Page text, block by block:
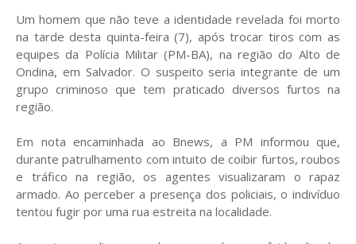
Um homem que não teve a identidade revelada foi morto
na tarde desta quinta-feira (7), após trocar tiros com as
equipes da Polícia Militar (PM-BA), na região do Alto de
Ondina, em Salvador. O suspeito seria integrante de um
grupo criminoso que tem praticado diversos furtos na
região.
Em nota encaminhada ao Bnews, a PM informou que,
durante patrulhamento com intuito de coibir furtos, roubos
e tráfico na região, os agentes visualizaram o rapaz
armado. Ao perceber a presença dos policiais, o indivíduo
tentou fugir por uma rua estreita na localidade.